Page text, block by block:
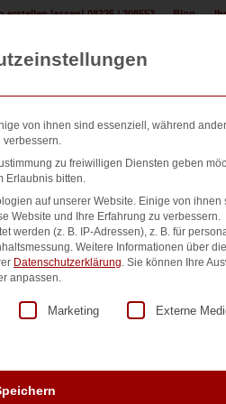
Blog
erstellen lassen! 08225 / 308552
Shop: 500+ Referenzen:
von ihnen sind essenziell, während
verbessern.
zu freiwilligen Diensten geben
Erlaubnis bitten.
auf unserer Website. Einige von ihnen
Website und Ihre Erfahrung zu verbessern.
werden (z. B. IP-Adressen), z. B. für
Weitere Informationen über die
Datenschutzerklärung. Sie können Ihre
anpassen.
für die eine Einwilligung
Marketing Externe